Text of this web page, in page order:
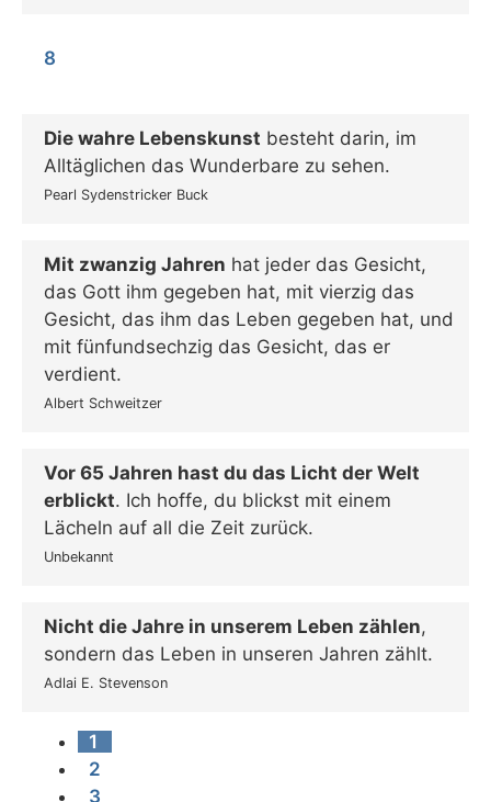
8
Die wahre Lebenskunst besteht darin, im
Alltäglichen das Wunderbare zu sehen.
Pearl Sydenstricker Buck
Mit zwanzig Jahren hat jeder das Gesicht,
das Gott ihm gegeben hat, mit vierzig das
Gesicht, das ihm das Leben gegeben hat, und
mit fünfundsechzig das Gesicht, das er
verdient.
Albert Schweitzer
Vor 65 Jahren hast du das Licht der Welt
erblickt. Ich hoffe, du blickst mit einem
Lächeln auf all die Zeit zurück.
Unbekannt
Nicht die Jahre in unserem Leben zählen,
sondern das Leben in unseren Jahren zählt.
Adlai E. Stevenson
1
2
3